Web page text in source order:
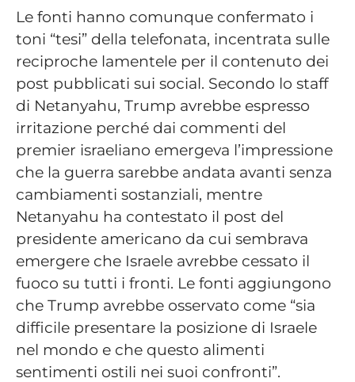
Le fonti hanno comunque confermato i
toni “tesi” della telefonata, incentrata sulle
reciproche lamentele per il contenuto dei
post pubblicati sui social. Secondo lo staff
di Netanyahu, Trump avrebbe espresso
irritazione perché dai commenti del
premier israeliano emergeva l’impressione
che la guerra sarebbe andata avanti senza
cambiamenti sostanziali, mentre
Netanyahu ha contestato il post del
presidente americano da cui sembrava
emergere che Israele avrebbe cessato il
fuoco su tutti i fronti. Le fonti aggiungono
che Trump avrebbe osservato come “sia
difficile presentare la posizione di Israele
nel mondo e che questo alimenti
sentimenti ostili nei suoi confronti”.